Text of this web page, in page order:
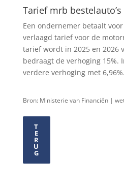
Tarief mrb bestelauto’s
Een ondernemer betaalt
verlaagd tarief voor de
tarief wordt in 2025 en 2026
bedraagt de verhoging 15%.
verdere verhoging met 6,96%.
Bron: Ministerie van Financiën |
T
E
R
U
G